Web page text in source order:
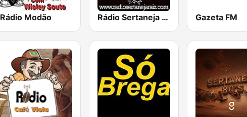
Rádio Modão Rádio Sertaneja Raiz Gazeta FM